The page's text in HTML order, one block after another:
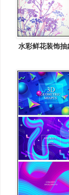
水彩鲜花装饰抽